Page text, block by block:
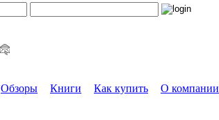
Обзоры Книги Как купить
О компании